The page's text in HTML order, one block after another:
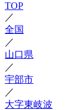
TOP
／
全国
／
山口県
／
宇部市
／
大字東岐波